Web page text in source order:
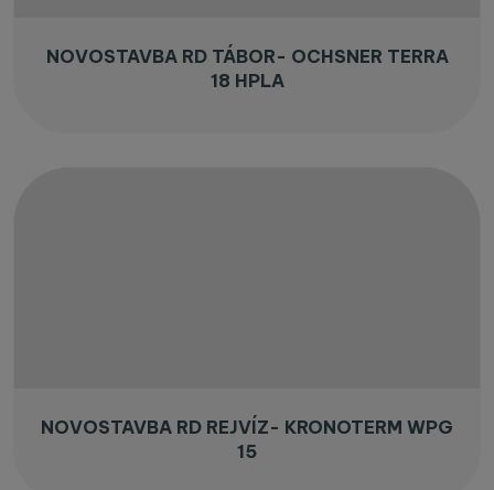
NOVOSTAVBA RD TÁBOR- OCHSNER TERRA
18 HPLA
NOVOSTAVBA RD REJVÍZ- KRONOTERM WPG
15